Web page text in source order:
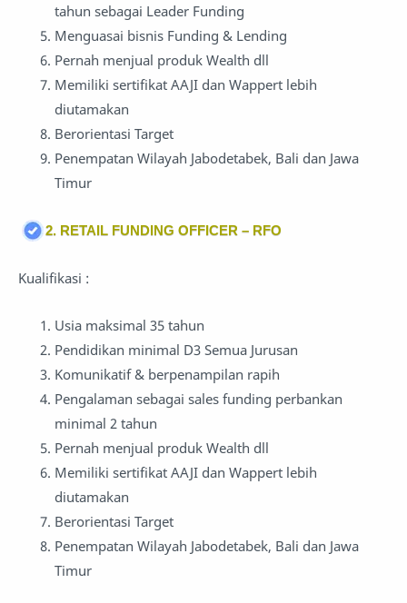
tahun sebagai Leader Funding
Menguasai bisnis Funding & Lending
Pernah menjual produk Wealth dll
Memiliki sertifikat AAJI dan Wappert lebih
diutamakan
Berorientasi Target
Penempatan Wilayah Jabodetabek, Bali dan Jawa
Timur
2. RETAIL FUNDING OFFICER – RFO
Kualifikasi :
Usia maksimal 35 tahun
Pendidikan minimal D3 Semua Jurusan
Komunikatif & berpenampilan rapih
Pengalaman sebagai sales funding perbankan
minimal 2 tahun
Pernah menjual produk Wealth dll
Memiliki sertifikat AAJI dan Wappert lebih
diutamakan
Berorientasi Target
Penempatan Wilayah Jabodetabek, Bali dan Jawa
Timur